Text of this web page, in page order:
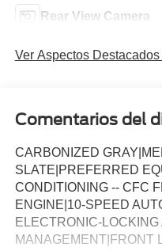
Rear View Camera
Ver Aspectos Destacados
Comentarios del
CARBONIZED
SLATE|PREFERRED
CONDITIONING -- CFC
ENGINE|10-SPEED
ELECTRONIC-
MANAGEMENT|FRONT